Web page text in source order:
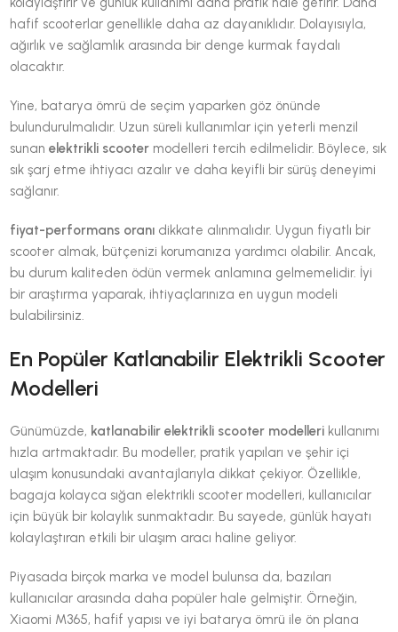
hafif scooterlar genellikle daha az dayanıklıdır. Dolayısıyla,
ağırlık ve sağlamlık arasında bir denge kurmak faydalı
olacaktır.
Yine, batarya ömrü de seçim yaparken göz önünde
bulundurulmalıdır. Uzun süreli kullanımlar için yeterli menzil
sunanelektrikli scooter modelleri tercih edilmelidir. Böylece, sık
sık şarj etme ihtiyacı azalır ve daha keyifli bir sürüş deneyimi
sağlanır.
fiyat-performans oranı dikkate alınmalıdır. Uygun fiyatlı bir
scooter almak, bütçenizi korumanıza yardımcı olabilir. Ancak,
bu durum kaliteden ödün vermek anlamına gelmemelidir. İyi
bir araştırma yaparak, ihtiyaçlarınıza en uygun modeli
bulabilirsiniz.
En Popüler Katlanabilir Elektrikli Scooter
Modelleri
Günümüzde, katlanabilir elektrikli scooter modelleri kullanımı
hızla artmaktadır. Bu modeller, pratik yapıları ve şehir içi
ulaşım konusundaki avantajlarıyla dikkat çekiyor. Özellikle,
bagaja kolayca sığan elektrikli scooter modelleri, kullanıcılar
için büyük bir kolaylık sunmaktadır. Bu sayede, günlük hayatı
kolaylaştıran etkili bir ulaşım aracı haline geliyor.
Piyasada birçok marka ve model bulunsa da, bazıları
kullanıcılar arasında daha popüler hale gelmiştir. Örneğin,
Xiaomi M365, hafif yapısı ve iyi batarya ömrü ile ön plana